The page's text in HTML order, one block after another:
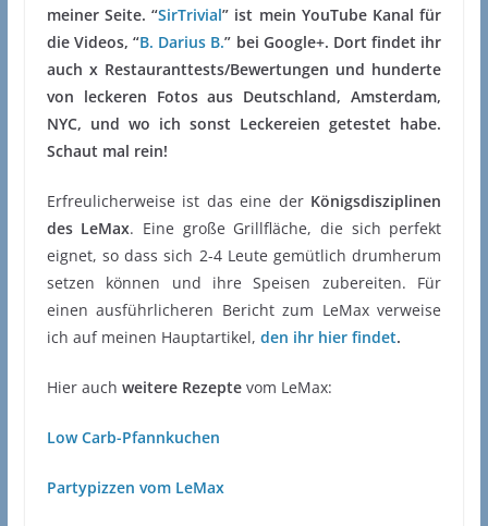
meiner Seite. “SirTrivial” ist mein YouTube Kanal für
die Videos, “B. Darius B.” bei Google+. Dort findet ihr
auch x Restauranttests/Bewertungen und hunderte
von leckeren Fotos aus Deutschland, Amsterdam,
NYC, und wo ich sonst Leckereien getestet habe.
Schaut mal rein!
Erfreulicherweise ist das eine der Königsdisziplinen
des LeMax. Eine große Grillfläche, die sich perfekt
eignet, so dass sich 2-4 Leute gemütlich drumherum
setzen können und ihre Speisen zubereiten. Für
einen ausführlicheren Bericht zum LeMax verweise
ich auf meinen Hauptartikel, den ihr hier findet.
Hier auch weitere Rezeptevom LeMax:
Low Carb-Pfannkuchen
Partypizzen vom LeMax